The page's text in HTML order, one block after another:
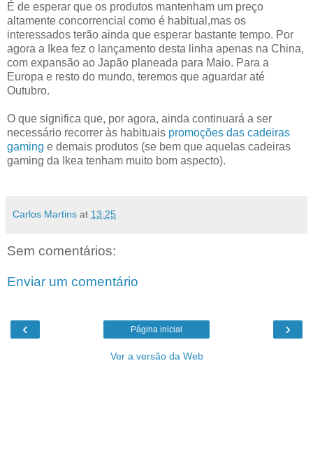
É de esperar que os produtos mantenham um preço
altamente concorrencial como é habitual,mas os
interessados terão ainda que esperar bastante tempo. Por
agora a Ikea fez o lançamento desta linha apenas na China,
com expansão ao Japão planeada para Maio. Para a
Europa e resto do mundo, teremos que aguardar até
Outubro.
O que significa que, por agora, ainda continuará a ser
necessário recorrer às habituais promoções das cadeiras
gaming e demais produtos (se bem que aquelas cadeiras
gaming da Ikea tenham muito bom aspecto).
Carlos Martins at 13:25
Sem comentários:
Enviar um comentário
‹ ›
Página inicial
Ver a versão da Web